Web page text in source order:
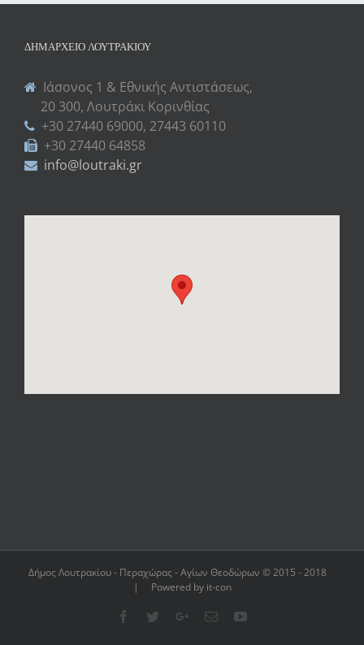
ΔΗΜΑΡΧΕΊΟ ΛΟΥΤΡΑΚΊΟΥ
Ιάσονος 1 & Εθνικής Αντιστάσεως,
20 300, Λουτράκι Κορινθίας
+30 27440 69000, 27443 60110
+30 27440 64858
info@loutraki.gr
Δήμος Λουτρακίου - Περαχώρας - Αγίων Θεοδώρων © 2015 - 2018
| Powered by it-con
Facebook
TwitterGoogle+EmailYouTube